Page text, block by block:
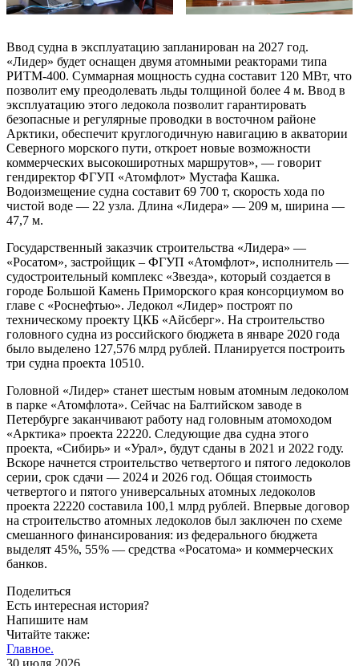
Ввод судна в эксплуатацию запланирован на 2027 год.
«Лидер» будет оснащен двумя атомными реакторами типа
РИТМ-400. Суммарная мощность судна составит 120 МВт, что
позволит ему преодолевать льды толщиной более 4 м. Ввод в
эксплуатацию этого ледокола позволит гарантировать
безопасные и регулярные проводки в восточном районе
Арктики, обеспечит круглогодичную навигацию в акватории
Северного морского пути, откроет новые возможности
коммерческих высокоширотных маршрутов», — говорит
гендиректор ФГУП «Атомфлот» Мустафа Кашка.
Водоизмещение судна составит 69 700 т, скорость хода по
чистой воде — 22 узла. Длина «Лидера» — 209 м, ширина —
47,7 м.
Государственный заказчик строительства «Лидера» —
«Росатом», застройщик – ФГУП «Атомфлот», исполнитель —
судостроительный комплекс «Звезда», который создается в
городе Большой Камень Приморского края консорциумом во
главе с «Роснефтью». Ледокол «Лидер» построят по
техническому проекту ЦКБ «Айсберг». На строительство
головного судна из российского бюджета в январе 2020 года
было выделено 127,576 млрд рублей. Планируется построить
три судна проекта 10510.
Головной «Лидер» станет шестым новым атомным ледоколом
в парке «Атомфлота». Сейчас на Балтийском заводе в
Петербурге заканчивают работу над головным атомоходом
«Арктика» проекта 22220. Следующие два судна этого
проекта, «Сибирь» и «Урал», будут сданы в 2021 и 2022 году.
Вскоре начнется строительство четвертого и пятого ледоколов
серии, срок сдачи — 2024 и 2026 год. Общая стоимость
четвертого и пятого универсальных атомных ледоколов
проекта 22220 составила 100,1 млрд рублей. Впервые договор
на строительство атомных ледоколов был заключен по схеме
смешанного финансирования: из федерального бюджета
выделят 45 %, 55 % — средства «Росатома» и коммерческих
банков.
Поделиться
Есть интересная история?
Напишите нам
Читайте также:
Главное.